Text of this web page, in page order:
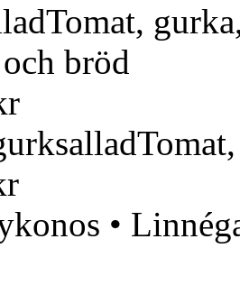
Tomat,
bröd
•